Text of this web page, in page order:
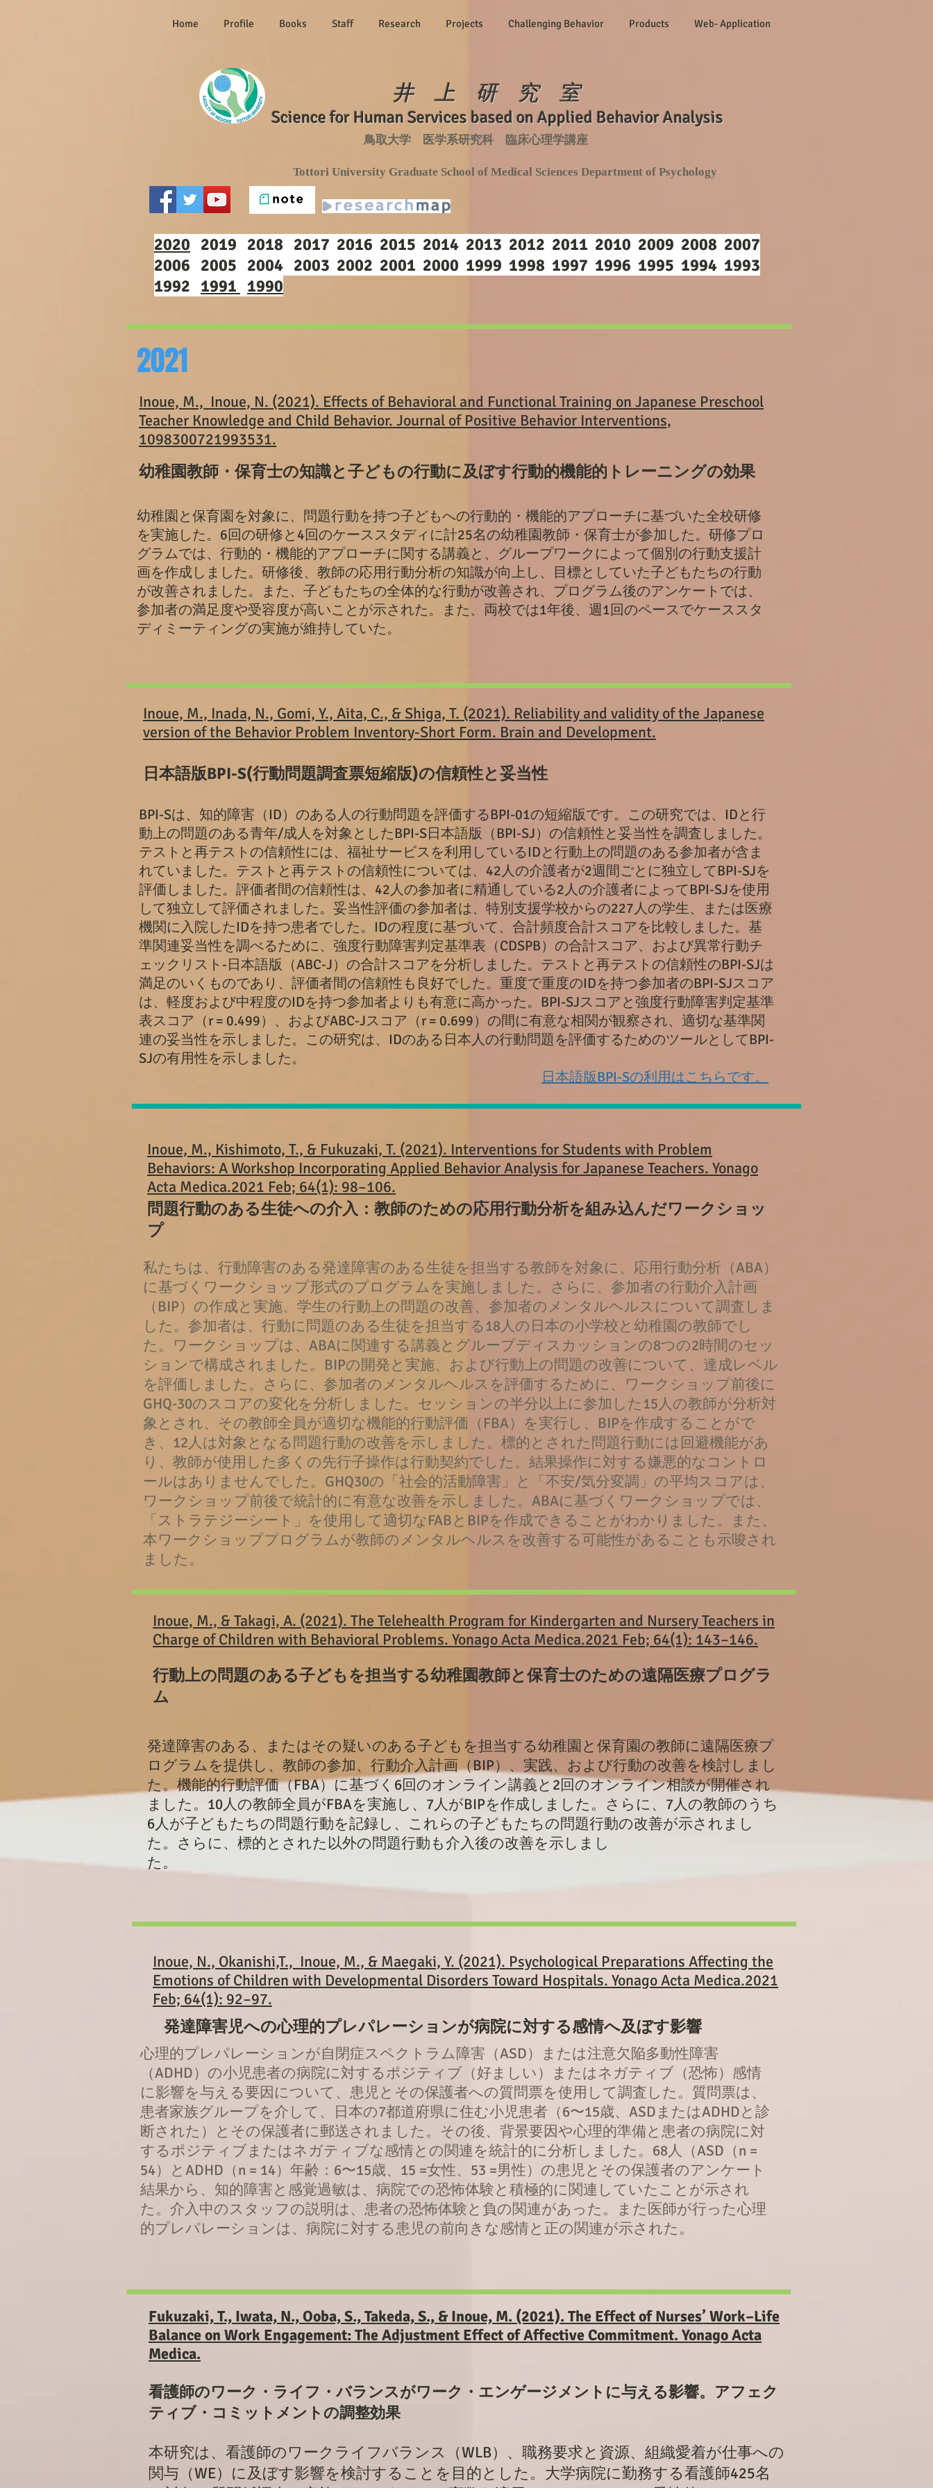
Home Profile Books Staff Research Projects Challenging Behavior Products Web- Application
井 上 研 究 室
Science for Human Services based on Applied Behavior Analysis
​鳥取大学 医学系研究科 臨床心理学講座
Tottori University Graduate School of Medical Sciences Department of Psychology
2020 2019 2018 2017 2016 2015 2014 2013 2012 2011 2010 2009 2008 2007
2006 2005 2004 2003 2002 2001 2000 1999 1998 1997 1996 1995 1994 1993
1992 1991 1990
2021
Inoue, M., Inoue, N. (2021). Effects of Behavioral and Functional Training on Japanese Preschool
Teacher Knowledge and Child Behavior. Journal of Positive Behavior Interventions,
1098300721993531.
幼稚園教師・保育士の知識と子どもの行動に及ぼす行動的機能的トレーニングの効果
幼稚園と保育園を対象に、問題行動を持つ子どもへの行動的・機能的アプローチに基づいた全校研修
を実施した。6回の研修と4回のケーススタディに計25名の幼稚園教師・保育士が参加した。研修プロ
グラムでは、行動的・機能的アプローチに関する講義と、グループワークによって個別の行動支援計
画を作成しました。研修後、教師の応用行動分析の知識が向上し、目標としていた子どもたちの行動
が改善されました。また、子どもたちの全体的な行動が改善され、プログラム後のアンケートでは、
参加者の満足度や受容度が高いことが示された。また、両校では1年後、週1回のペースでケーススタ
ディミーティングの実施が維持していた。
Inoue, M., Inada, N., Gomi, Y., Aita, C., & Shiga, T. (2021). Reliability and validity of the Japanese
version of the Behavior Problem Inventory-Short Form. Brain and Development.
日本語版BPI-S(行動問題調査票短縮版)の信頼性と妥当性
BPI-Sは、知的障害（ID）のある人の行動問題を評価するBPI-01の短縮版です。この研究では、IDと行
動上の問題のある青年/成人を対象としたBPI-S日本語版（BPI-SJ）の信頼性と妥当性を調査しました。
テストと再テストの信頼性には、福祉サービスを利用しているIDと行動上の問題のある参加者が含ま
れていました。テストと再テストの信頼性については、42人の介護者が2週間ごとに独立してBPI-SJを
評価しました。評価者間の信頼性は、42人の参加者に精通している2人の介護者によってBPI-SJを使用
して独立して評価されました。妥当性評価の参加者は、特別支援学校からの227人の学生、または医療
機関に入院したIDを持つ患者でした。IDの程度に基づいて、合計頻度合計スコアを比較しました。基
準関連妥当性を調べるために、強度行動障害判定基準表（CDSPB）の合計スコア、および異常行動チ
ェックリスト-日本語版（ABC-J）の合計スコアを分析しました。テストと再テストの信頼性のBPI-SJは
満足のいくものであり、評価者間の信頼性も良好でした。重度で重度のIDを持つ参加者のBPI-SJスコア
は、軽度および中程度のIDを持つ参加者よりも有意に高かった。BPI-SJスコアと強度行動障害判定基準
表スコア（r = 0.499）、およびABC-Jスコア（r = 0.699）の間に有意な相関が観察され、適切な基準関
連の妥当性を示しました。この研究は、IDのある日本人の行動問題を評価するためのツールとしてBPI-
SJの有用性を示しました。
日本語版BPI-Sの利用はこちらです。
Inoue, M., Kishimoto, T., & Fukuzaki, T. (2021). Interventions for Students with Problem
Behaviors: A Workshop Incorporating Applied Behavior Analysis for Japanese Teachers. Yonago
Acta Medica.2021 Feb; 64(1): 98–106.
問題行動のある生徒への介入：教師のための応用行動分析を組み込んだワークショッ
プ
私たちは、行動障害のある発達障害のある生徒を担当する教師を対象に、応用行動分析（ABA）
に基づくワークショップ形式のプログラムを実施しました。さらに、参加者の行動介入計画
（BIP）の作成と実施、学生の行動上の問題の改善、参加者のメンタルヘルスについて調査しま
した。参加者は、行動に問題のある生徒を担当する18人の日本の小学校と幼稚園の教師でし
た。ワークショップは、ABAに関連する講義とグループディスカッションの8つの2時間のセッ
ションで構成されました。BIPの開発と実施、および行動上の問題の改善について、達成レベル
を評価しました。さらに、参加者のメンタルヘルスを評価するために、ワークショップ前後に
GHQ-30のスコアの変化を分析しました。セッションの半分以上に参加した15人の教師が分析対
象とされ、その教師全員が適切な機能的行動評価（FBA）を実行し、BIPを作成することがで
き、12人は対象となる問題行動の改善を示しました。標的とされた問題行動には回避機能があ
り、教師が使用した多くの先行子操作は行動契約でした。結果操作に対する嫌悪的なコントロ
ールはありませんでした。GHQ30の「社会的活動障害」と「不安/気分変調」の平均スコアは、
ワークショップ前後で統計的に有意な改善を示しました。ABAに基づくワークショップでは、
「ストラテジーシート」を使用して適切なFABとBIPを作成できることがわかりました。また、
本ワークショッププログラムが教師のメンタルヘルスを改善する可能性があることも示唆され
ました。
Inoue, M., & Takagi, A. (2021). The Telehealth Program for Kindergarten and Nursery Teachers in
Charge of Children with Behavioral Problems. Yonago Acta Medica.2021 Feb; 64(1): 143–146.
行動上の問題のある子どもを担当する幼稚園教師と保育士のための遠隔医療プログラ
ム
発達障害のある、またはその疑いのある子どもを担当する幼稚園と保育園の教師に遠隔医療プ
ログラムを提供し、教師の参加、行動介入計画（BIP）、実践、および行動の改善を検討しまし
た。機能的行動評価（FBA）に基づく6回のオンライン講義と2回のオンライン相談が開催され
ました。10人の教師全員がFBAを実施し、7人がBIPを作成しました。さらに、7人の教師のうち
6人が子どもたちの問題行動を記録し、これらの子どもたちの問題行動の改善が示されまし
た。さらに、標的とされた以外の問題行動も介入後の改善を示しまし
た。
Inoue, N., Okanishi,T., Inoue, M., & Maegaki, Y. (2021). Psychological Preparations Affecting the
Emotions of Children with Developmental Disorders Toward Hospitals. Yonago Acta Medica.2021
Feb; 64(1): 92–97.
発達障害児への心理的プレパレーションが病院に対する感情へ及ぼす影響
心理的プレパレーションが自閉症スペクトラム障害（ASD）または注意欠陥多動性障害
（ADHD）の小児患者の病院に対するポジティブ（好ましい）またはネガティブ（恐怖）感情
に影響を与える要因について、患児とその保護者への質問票を使用して調査した。質問票は、
患者家族グループを介して、日本の7都道府県に住む小児患者（6〜15歳、ASDまたはADHDと診
断された）とその保護者に郵送されました。その後、背景要因や心理的準備と患者の病院に対
するポジティブまたはネガティブな感情との関連を統計的に分析しました。68人（ASD（n =
54）とADHD（n = 14）年齢：6〜15歳、15 =女性、53 =男性）の患児とその保護者のアンケート
結果から、知的障害と感覚過敏は、病院での恐怖体験と積極的に関連していたことが示され
た。介入中のスタッフの説明は、患者の恐怖体験と負の関連があった。また医師が行った心理
的プレパレーションは、病院に対する患児の前向きな感情と正の関連が示された。
Fukuzaki, T., Iwata, N., Ooba, S., Takeda, S., & Inoue, M. (2021). The Effect of Nurses’ Work–Life
Balance on Work Engagement: The Adjustment Effect of Affective Commitment. Yonago Acta
Medica.
看護師のワーク・ライフ・バランスがワーク・エンゲージメントに与える影響。アフェク
ティブ・コミットメントの調整効果
本研究は、看護師のワークライフバランス（WLB）、職務要求と資源、組織愛着が仕事への
関与（WE）に及ぼす影響を検討することを目的とした。大学病院に勤務する看護師425名